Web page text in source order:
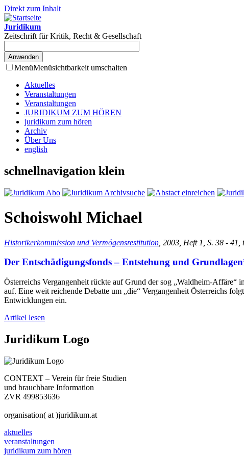
Direkt zum Inhalt
Juridikum
Zeitschrift für Kritik, Recht & Gesellschaft
MenüMenüsichtbarkeit umschalten
Aktuelles
Veranstaltungen
Veranstaltungen
JURIDIKUM ZUM HÖREN
juridikum zum hören
Archiv
Über Uns
english
schnellnavigation klein
Schoiswohl Michael
Historikerkommission und Vermögensrestitution , 2003, Heft 1, S. 38 - 41,
Der Entschädigungsfonds – Entstehung und
Österreichs Vergangenheit rückte auf Grund der sog „Waldheim-
auf. Eine weit reichende Debatte um „die“ Vergangenheit Österreichs
Entwicklungen ein.
Artikel lesen
Juridikum Logo
CONTEXT – Verein für freie Studien
und brauchbare Information
ZVR 499853636
organisation( at )juridikum.at
aktuelles
veranstaltungen
juridikum zum hören